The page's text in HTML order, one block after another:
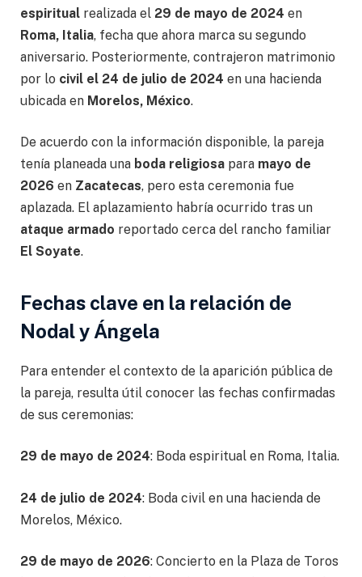
espiritual realizada el 29 de mayo de 2024 en
Roma, Italia, fecha que ahora marca su segundo
aniversario. Posteriormente, contrajeron matrimonio
por lo civil el 24 de julio de 2024 en una hacienda
ubicada en Morelos, México.
De acuerdo con la información disponible, la pareja
tenía planeada una boda religiosa para mayo de
2026 en Zacatecas, pero esta ceremonia fue
aplazada. El aplazamiento habría ocurrido tras un
ataque armado reportado cerca del rancho familiar
El Soyate.
Fechas clave en la relación de
Nodal y Ángela
Para entender el contexto de la aparición pública de
la pareja, resulta útil conocer las fechas confirmadas
de sus ceremonias:
29 de mayo de 2024: Boda espiritual en Roma, Italia.
24 de julio de 2024: Boda civil en una hacienda de
Morelos, México.
29 de mayo de 2026: Concierto en la Plaza de Toros